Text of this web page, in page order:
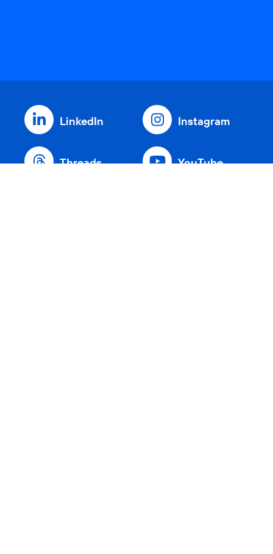
LinkedIn Instagram
Threads YouTube